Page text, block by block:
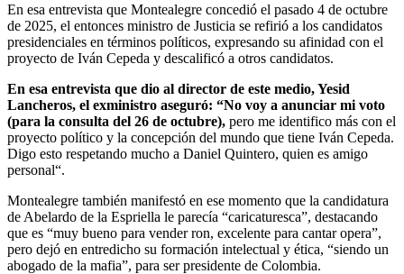
En esa entrevista que Montealegre concedió el pasado 4 de octubre
de 2025, el entonces ministro de Justicia se refirió a los candidatos
presidenciales en términos políticos, expresando su afinidad con el
proyecto de Iván Cepeda y descalificó a otros candidatos.
En esa entrevista que dio al director de este medio, Yesid
Lancheros, el exministro aseguró: “No voy a anunciar mi voto
(para la consulta del 26 de octubre), pero me identifico más con el
proyecto político y la concepción del mundo que tiene Iván Cepeda.
Digo esto respetando mucho a Daniel Quintero, quien es amigo
personal“.
Montealegre también manifestó en ese momento que la candidatura
de Abelardo de la Espriella le parecía “caricaturesca”, destacando
que es “muy bueno para vender ron, excelente para cantar opera”,
pero dejó en entredicho su formación intelectual y ética, “siendo un
abogado de la mafia”, para ser presidente de Colombia.